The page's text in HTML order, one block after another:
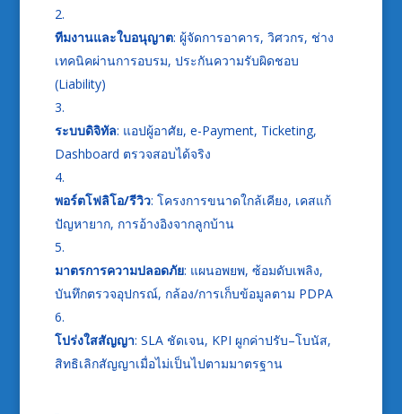
ทีมงานและใบอนุญาต: ผู้จัดการอาคาร, วิศวกร, ช่าง
เทคนิคผ่านการอบรม, ประกันความรับผิดชอบ
(Liability)
ระบบดิจิทัล: แอปผู้อาศัย, e-Payment, Ticketing,
Dashboard ตรวจสอบได้จริง
พอร์ตโฟลิโอ/รีวิว: โครงการขนาดใกล้เคียง, เคสแก้
ปัญหายาก, การอ้างอิงจากลูกบ้าน
มาตรการความปลอดภัย: แผนอพยพ, ซ้อมดับเพลิง,
บันทึกตรวจอุปกรณ์, กล้อง/การเก็บข้อมูลตาม PDPA
โปร่งใสสัญญา: SLA ชัดเจน, KPI ผูกค่าปรับ–โบนัส,
สิทธิเลิกสัญญาเมื่อไม่เป็นไปตามมาตรฐาน